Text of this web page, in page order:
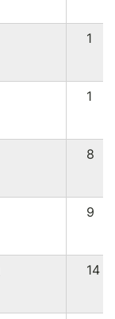
1
1
8
9
14